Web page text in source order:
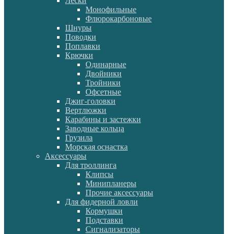
Монофильные
Флюрокарбоновые
Шнуры
Поводки
Поплавки
Крючки
Одинарные
Двойники
Тройники
Офсетные
Джиг-головки
Вертлюжки
Карабины и застежки
Заводные кольца
Грузила
Морская оснастка
Аксессуары
Для троллинга
Клипсы
Минипланеры
Прочие аксессуары
Для фидерной ловли
Кормушки
Подставки
Сигнализаторы